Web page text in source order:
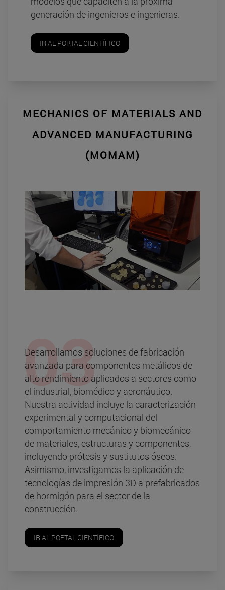
generación de ingenieros e ingenieras.
IR AL PORTAL CIENTÍFICO
MECHANICS OF MATERIALS AND
ADVANCED MANUFACTURING
(MOMAM)
Desarrollamos soluciones de fabricación
avanzada para componentes metálicos de
alto rendimiento aplicados a sectores como
el industrial, biomédico y aeronáutico.
Nuestra actividad incluye la caracterización
experimental y computacional del
comportamiento mecánico y biomecánico
de materiales, estructuras y componentes,
incluyendo prótesis y sustitutos óseos.
Asimismo, investigamos la aplicación de
tecnologías de impresión 3D a prefabricados
de hormigón para el sector de la
construcción.
IR AL PORTAL CIENTÍFICO